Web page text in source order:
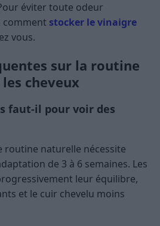
éviter toute odeur
comment stocker le vinaigre
vous.
sur la routine
cheveux
faut-il pour voir des
routine naturelle nécessite
de 3 à 6 semaines. Les
leur équilibre,
et le cuir chevelu moins